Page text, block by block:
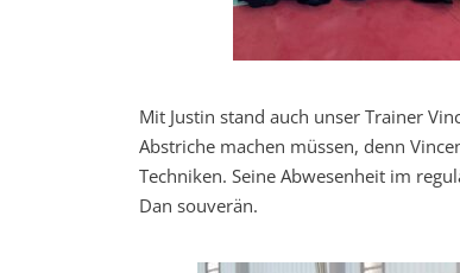
Mit Justin stand auch unser Trainer
Abstriche machen müssen, denn
Techniken. Seine Abwesenheit im
Dan souverän.